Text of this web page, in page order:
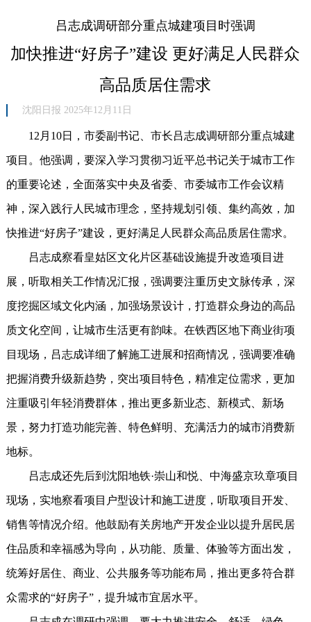
吕志成调研部分重点城建项目时强调
加快推进“好房子”建设 更好满足人民群众
高品质居住需求
沈阳日报 2025年12月11日
12月10日，市委副书记、市长吕志成调研部分重点城建
项目。他强调，要深入学习贯彻习近平总书记关于城市工作
的重要论述，全面落实中央及省委、市委城市工作会议精
神，深入践行人民城市理念，坚持规划引领、集约高效，加
快推进“好房子”建设，更好满足人民群众高品质居住需求。
吕志成察看皇姑区文化片区基础设施提升改造项目进
展，听取相关工作情况汇报，强调要注重历史文脉传承，深
度挖掘区域文化内涵，加强场景设计，打造群众身边的高品
质文化空间，让城市生活更有韵味。在铁西区地下商业街项
目现场，吕志成详细了解施工进展和招商情况，强调要准确
把握消费升级新趋势，突出项目特色，精准定位需求，更加
注重吸引年轻消费群体，推出更多新业态、新模式、新场
景，努力打造功能完善、特色鲜明、充满活力的城市消费新
地标。
吕志成还先后到沈阳地铁·崇山和悦、中海盛京玖章项目
现场，实地察看项目户型设计和施工进度，听取项目开发、
销售等情况介绍。他鼓励有关房地产开发企业以提升居民居
住品质和幸福感为导向，从功能、质量、体验等方面出发，
统筹好居住、商业、公共服务等功能布局，推出更多符合群
众需求的“好房子”，提升城市宜居水平。